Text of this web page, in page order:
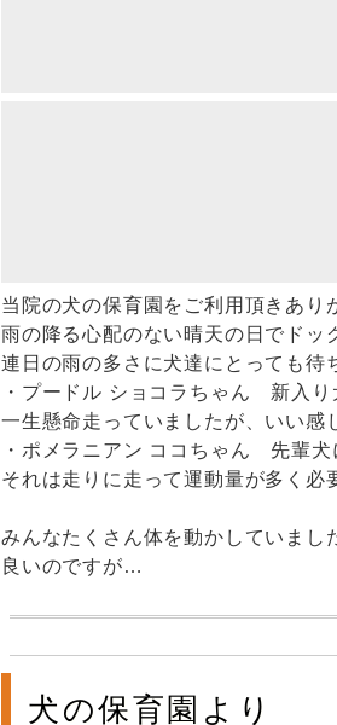
当院の犬の保育園をご利用頂きあり
雨の降る心配のない晴天の日でド
連日の雨の多さに犬達にとっても待
・プードル ショコラちゃん 新入り
一生懸命走っていましたが、いい感
・ポメラニアン ココちゃん 先輩犬
それは走りに走って運動量が多く必
みんなたくさん体を動かしていまし
良いのですが…
犬の保育園より